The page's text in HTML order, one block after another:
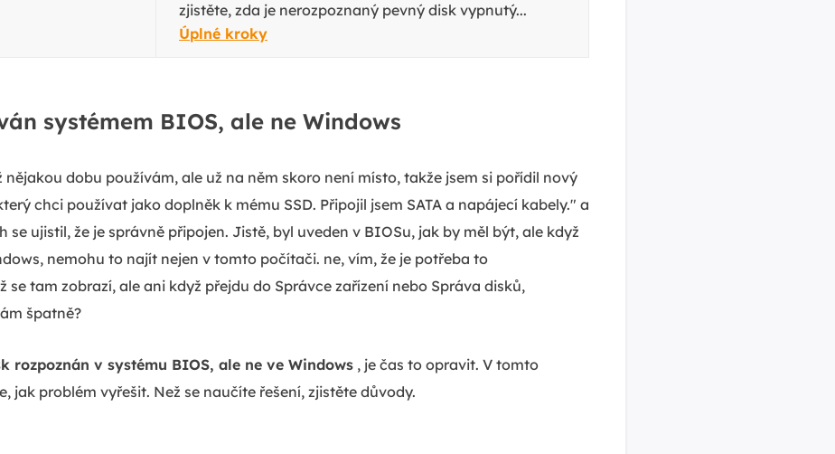
zjistěte, zda je nerozpoznaný pevný disk vypnutý...
Úplné kroky
systémem BIOS, ale ne Windows
nějakou dobu používám, ale už na něm skoro není místo, takže jsem si pořídil nový
chci používat jako doplněk k mému SSD. Připojil jsem SATA a napájecí kabely." a
se ujistil, že je správně připojen. Jistě, byl uveden v BIOSu, jak by měl být, ale když
nemohu to najít nejen v tomto počítači. ne, vím, že je potřeba to
se tam zobrazí, ale ani když přejdu do Správce zařízení nebo Správa disků,
špatně?
rozpoznán v systému BIOS, ale ne ve Windows , je čas to opravit. V tomto
jak problém vyřešit. Než se naučíte řešení, zjistěte důvody.